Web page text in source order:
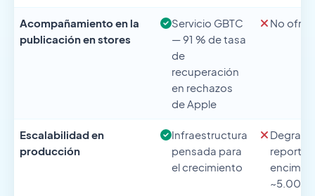
Acompañamiento en la
publicación en stores
Servicio GBTC
— 91 % de tasa
de
recuperación
en rechazos
de Apple
No
Escalabilidad en
producción
Infraestructura
pensada para
el crecimiento
encima
~5.000